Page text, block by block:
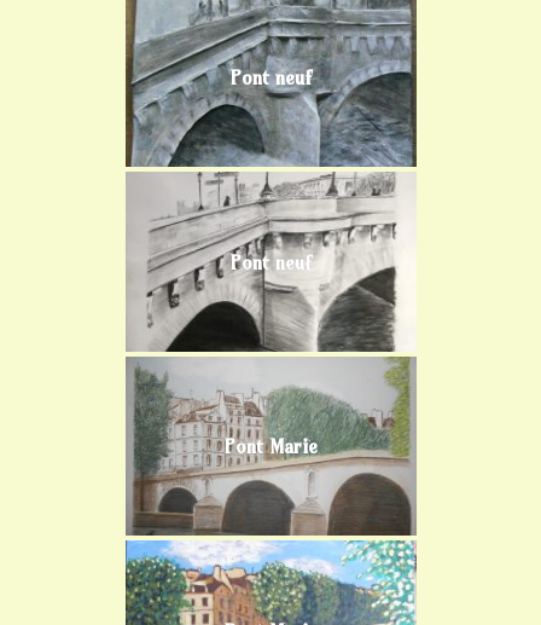
Pont neuf
Pont neuf
Pont Marie